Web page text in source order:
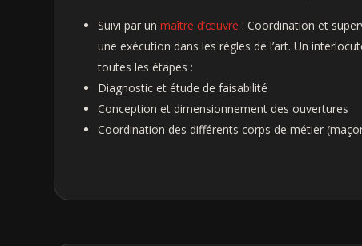
Suivi par un maître d’œuvre : Coordination et
une exécution dans les règles de l’art. Un
toutes les étapes :
Diagnostic et étude de faisabilité
Conception et dimensionnement des ouvertures
Coordination des différents corps de métier